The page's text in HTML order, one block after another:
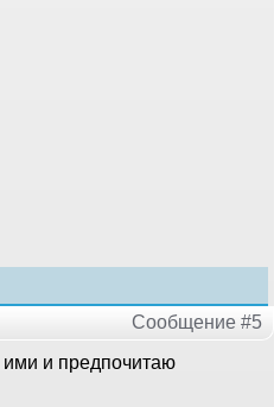
Сообщение #5
ими и предпочитаю